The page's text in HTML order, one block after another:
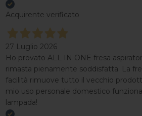
Acquirente verificato
27 Luglio 2026
Ho provato ALL IN ONE fresa
rimasta pienamente soddisfatta. La
facilità rimuove tutto il vecchio
mio uso personale domestico
lampada!